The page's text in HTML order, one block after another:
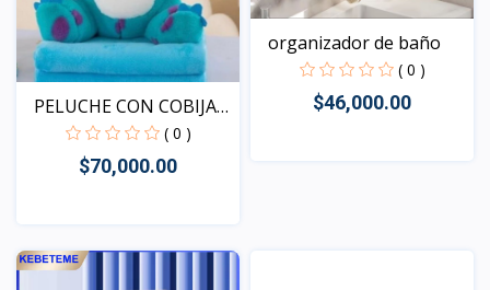
PELUCHE CON COBIJA
DE O...
( 0 )
$70,000.00
Vista
organizador de baño
( 0 )
$46,000.00